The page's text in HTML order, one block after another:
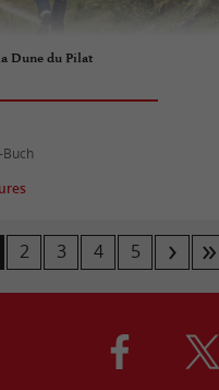
Dune du Pilat
Buch
2 3 4 5